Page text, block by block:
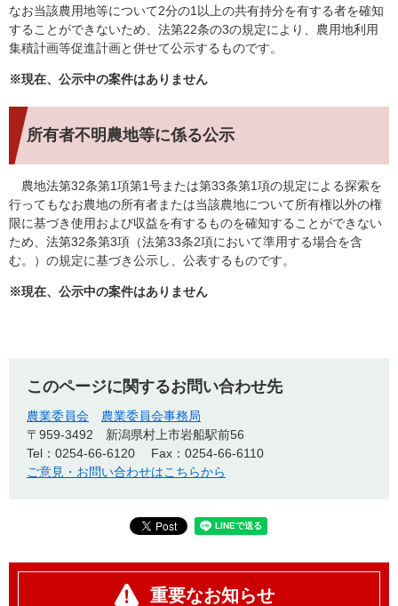
なお当該農用地等について2分の1以上の共有持分を有する者を確知
することができないため、法第22条の3の規定により、農用地利用
集積計画等促進計画と併せて公示するものです。
※現在、公示中の案件はありません
所有者不明農地等に係る公示
農地法第32条第1項第1号または第33条第1項の規定による探索を
行ってもなお農地の所有者または当該農地について所有権以外の権
限に基づき使用および収益を有するものを確知することができない
ため、法第32条第3項（法第33条2項において準用する場合を含
む。）の規定に基づき公示し、公表するものです。
※現在、公示中の案件はありません
このページに関するお問い合わせ先
農業委員会
農業委員会事務局
〒959-3492
新潟県村上市岩船駅前56
Tel：0254-66-6120
Fax：0254-66-6110
ご意見・お問い合わせはこちらから
重要なお知らせ